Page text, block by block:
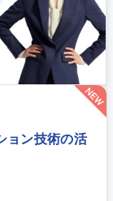
ョン技術の活